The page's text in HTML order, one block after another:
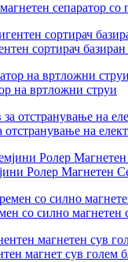
сепаратор
сортирач базиран
на вртложни струи
отстранување на
Ролер Магнетен
со силно магнетен
магнет сув голем